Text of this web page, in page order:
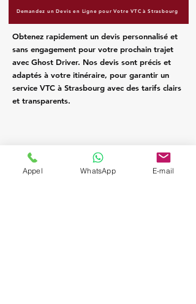
Demandez un Devis en Ligne pour Votre VTC à Strasbourg
Obtenez rapidement un devis personnalisé et
sans engagement pour votre prochain trajet
avec Ghost Driver. Nos devis sont précis et
adaptés à votre itinéraire, pour garantir un
service VTC à Strasbourg avec des tarifs clairs
et transparents.
Appel WhatsApp E-mail